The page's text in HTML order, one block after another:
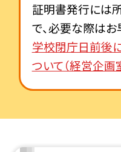
証明書発行には
で、必要な際はお
学校閉庁日前後
ついて（経営企画